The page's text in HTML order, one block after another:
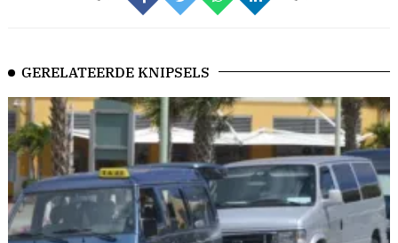
GERELATEERDE KNIPSELS